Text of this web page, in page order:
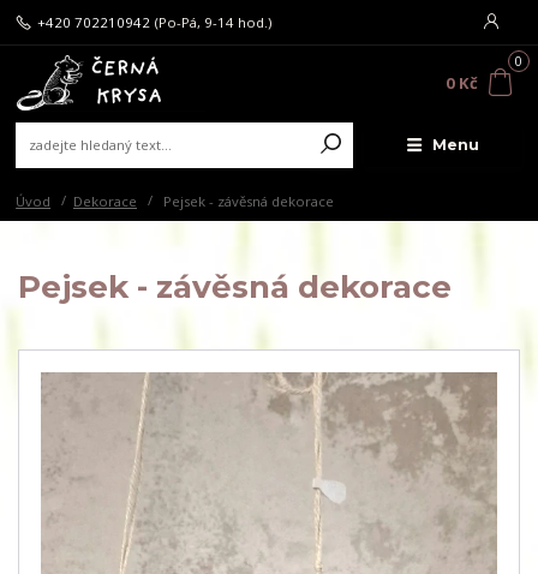
Menu
+420 702210942 (Po-Pá, 9-14 hod.)
0
0 Kč
Úvod Dekorace Pejsek - závěsná dekorace
Pejsek - závěsná dekorace